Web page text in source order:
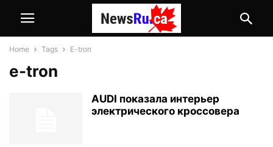
Home Tags E-tron
e-tron
AUDI показала интерьер
электрического кроссовера